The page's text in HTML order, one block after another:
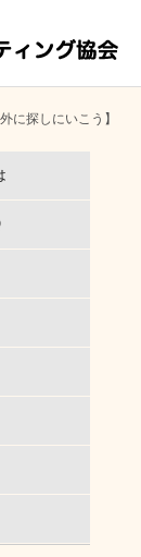
外に探しにいこう】